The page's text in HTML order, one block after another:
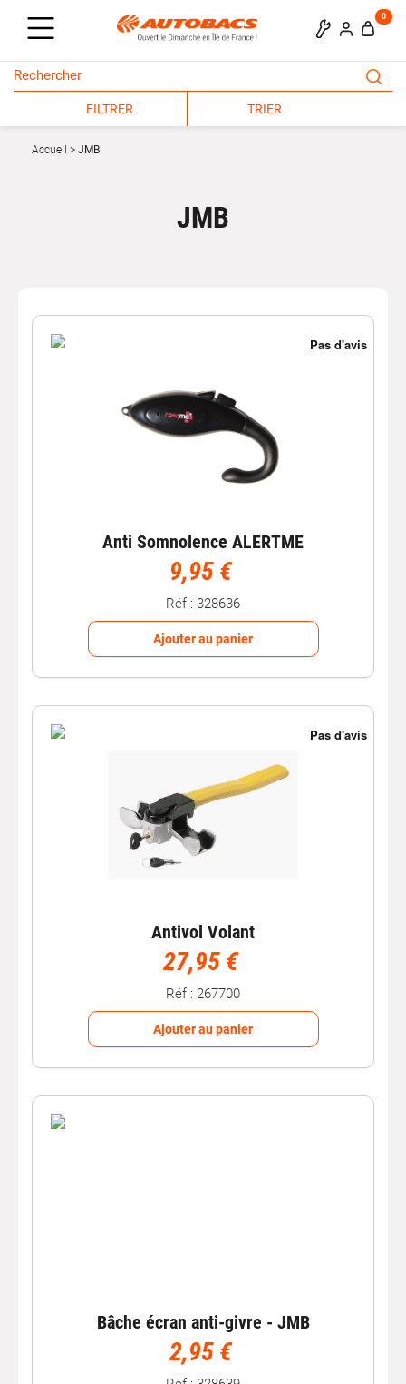
0
FILTRER TRIER
Accueil JMB
JMB
Anti Somnolence ALERTME
9,95 €
Réf : 328636
Ajouter au panier
Antivol Volant
27,95 €
Réf : 267700
Ajouter au panier
Bâche écran anti-givre - JMB
2,95 €